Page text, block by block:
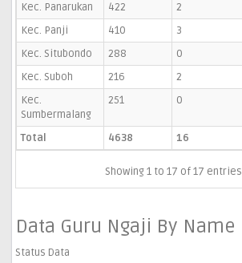
Kec. Panarukan
422 2
Kec. Panji
410 3
Kec. Situbondo
288 0
Kec. Suboh
216 2
Kec.
Sumbermalang
251 0
Total 4638 16
Showing 1 to 17 of 17 entries
Data Guru Ngaji By Name
Status Data